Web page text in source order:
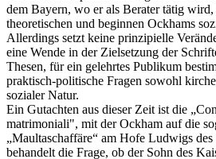
dem Bayern, wo er als Berater tätig
theoretischen und beginnen Ockhams
Allerdings setzt keine prinzipielle
eine Wende in der Zielsetzung der
Thesen, für ein gelehrtes Publikum
praktisch-politische Fragen sowohl
sozialer Natur.
Ein Gutachten aus dieser Zeit ist die
matrimoniali", mit der Ockham auf die
„Maultaschaffäre“ am Hofe Ludwigs
behandelt die Frage, ob der Sohn des